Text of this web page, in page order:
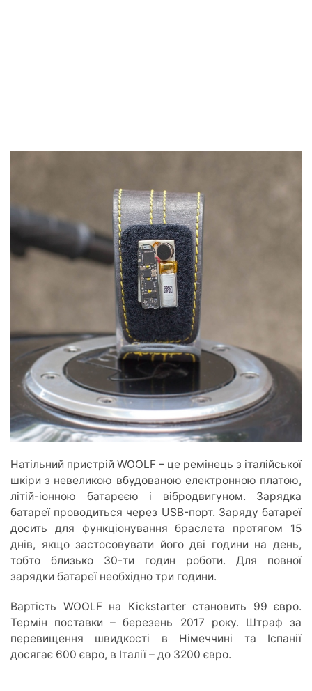
Натільний пристрій WOOLF – це ремінець з італійської
шкіри з невеликою вбудованою електронною платою,
літій-іонною батареєю і вібродвигуном. Зарядка
батареї проводиться через USB-порт. Заряду батареї
досить для функціонування браслета протягом 15
днів, якщо застосовувати його дві години на день,
тобто близько 30-ти годин роботи. Для повної
зарядки батареї необхідно три години.
Вартість WOOLF на Kickstarter становить 99 євро.
Термін поставки – березень 2017 року. Штраф за
перевищення швидкості в Німеччині та Іспанії
досягає 600 євро, в Італії – до 3200 євро.